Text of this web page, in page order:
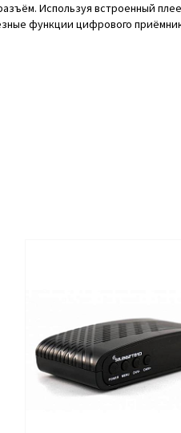
Используя встроенный
функции цифрового